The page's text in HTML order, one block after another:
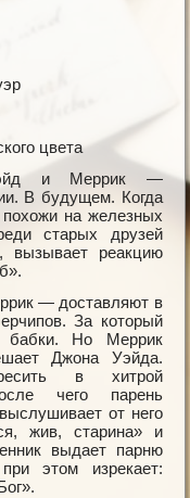
цвета
и Меррик —
В будущем. Когда
на железных
старых друзей
вызывает реакцию
— доставляют в
За который
бабки. Но Меррик
Джона Уэйда.
в хитрой
чего парень
от него
жив, старина» и
выдает парню
этом изрекает: